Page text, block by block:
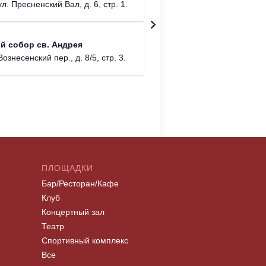
Пресненский Вал, д. 6, стр. 1.
собор св. Андрея
пер., д. 8/5, стр. 3.
ПЛОЩАДКИ
Бар/Ресторан/Кафе
Клуб
Концертный зал
Театр
Спортивный комплекс
Все